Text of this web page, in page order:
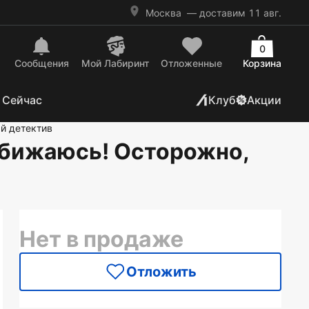
Москва — доставим 11 авг.
Сообщения Mой Лабиринт Отложенные Корзина
0
Клуб Акции
детектив
Осторожно,
Нет в продаже
Отложить